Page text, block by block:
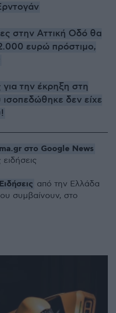
στην Αττική Οδό θα
ευρώ πρόστιμο,
την έκρηξη στη
δεν είχε
στο Google News
Ειδήσεις από την Ελλάδα
συμβαίνουν, στο